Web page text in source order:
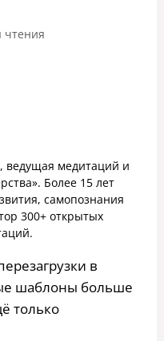
чтения
медитаций и
Более 15 лет
самопознания
300+ открытых
в
шаблоны больше
только